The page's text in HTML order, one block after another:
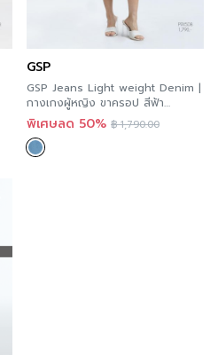
GSP
GSP Jeans Light weight Denim |
กางเกงผู้หญิง ขาครอป สีฟ้า
P9X5DB
พิเศษลด 50% ฿1,790.00